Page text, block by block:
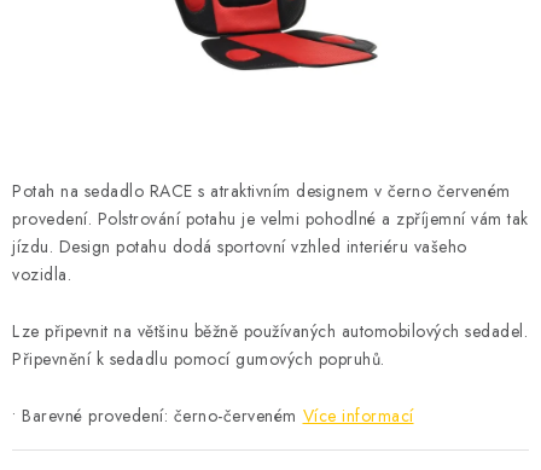
O nás Doprava Značky Kontakty
Reklamace
Zásady zpracování osobních údajů
Potah na sedadlo RACE s atraktivním designem v černo červeném
provedení. Polstrování potahu je velmi pohodlné a zpříjemní vám tak
jízdu. Design potahu dodá sportovní vzhled interiéru vašeho
vozidla.
Lze připevnit na většinu běžně používaných automobilových sedadel.
Připevnění k sedadlu pomocí gumových popruhů.
• Barevné provedení: černo-červeném Více informací